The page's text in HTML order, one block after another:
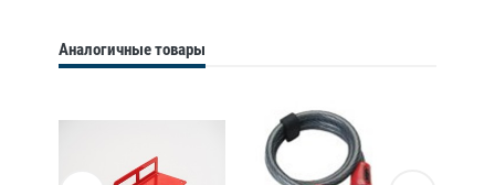
Аналогичные товары